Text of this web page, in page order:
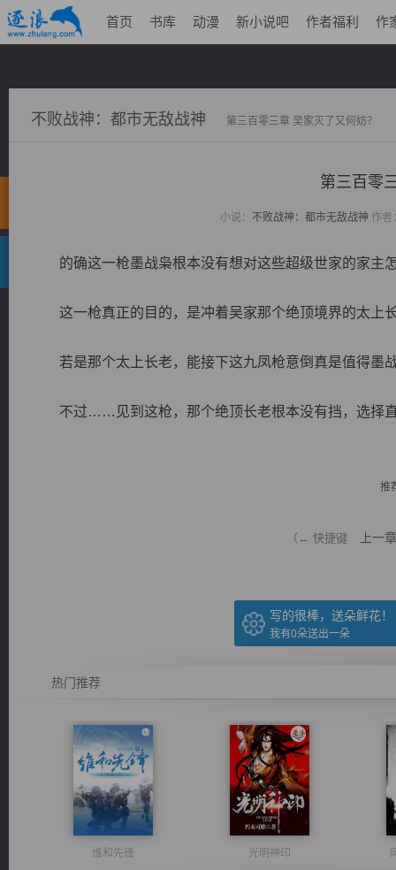
首页 书库 动漫 新小说吧 作者福利 作
不败战神：都市无敌战神 第三百零三章 吴家灭了又何妨？
第三百零
小说： 不败战神：都市无敌战神 作者
的确这一枪墨战枭根本没有想对这些超级世家的家主
这一枪真正的目的，是冲着吴家那个绝顶境界的太上
若是那个太上长老，能接下这九凤枪意倒真是值得墨
不过……见到这枪，那个绝顶长老根本没有挡，选择
推
（← 快捷键 上一章
写的很棒，送朵鲜花！
我有0朵送出一朵
热门推荐
维和先锋 光明神印